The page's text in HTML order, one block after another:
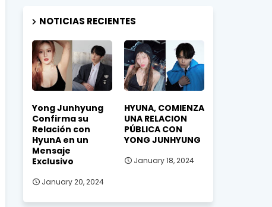
NOTICIAS RECIENTES
Yong Junhyung
Confirma su
Relación con
HyunA en un
Mensaje
Exclusivo
January 20, 2024
HYUNA, COMIENZA
UNA RELACION
PÚBLICA CON
YONG JUNHYUNG
January 18, 2024